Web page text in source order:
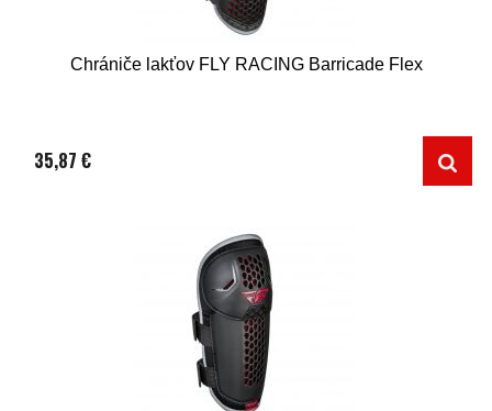
Chrániče lakťov FLY RACING Barricade Flex
35,87 €